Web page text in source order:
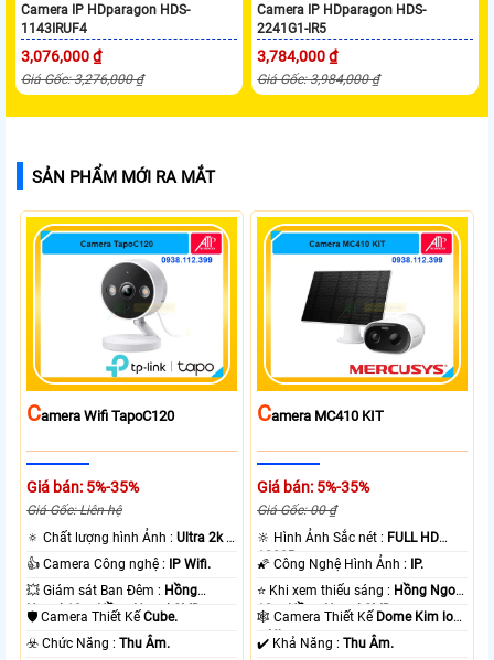
Camera IP HDparagon HDS-
1143IRUF4
3,076,000 ₫
Giá Gốc: 3,276,000 ₫
Camera IP HDparagon HDS-
2241G1-IR5
3,784,000 ₫
Giá Gốc: 3,984,000 ₫
SẢN PHẨM MỚI RA MẮT
CAmera Wifi TapoC120
Giá bán: 5%-35%
Giá Gốc: Liên hệ
🔅 Chất lượng hình Ảnh :Ultra 2k +
.
👍 Camera Công nghệ :
IP Wifi.
💥 Giám sát Ban Đêm : Hồng
Ngoại 10m Hồng Ngoại SMD.
🛡 Camera Thiết KếCube.
️☣️ Chức Năng :Thu Âm.
CAmera MC410 KIT
Giá bán: 5%-35%
Giá Gốc: 00 ₫
🔆 Hình Ảnh Sắc nét : FULL HD
1080P .
🌠 Công Nghệ Hình Ảnh :
IP.
⭐ Khi xem thiếu sáng : Hồng Ngoại
10m Hồng Ngoại SMD.
🕸️ Camera Thiết Kế Dome Kim loại
+ Nhựa.
️✔️ Khả Năng :Thu Âm.